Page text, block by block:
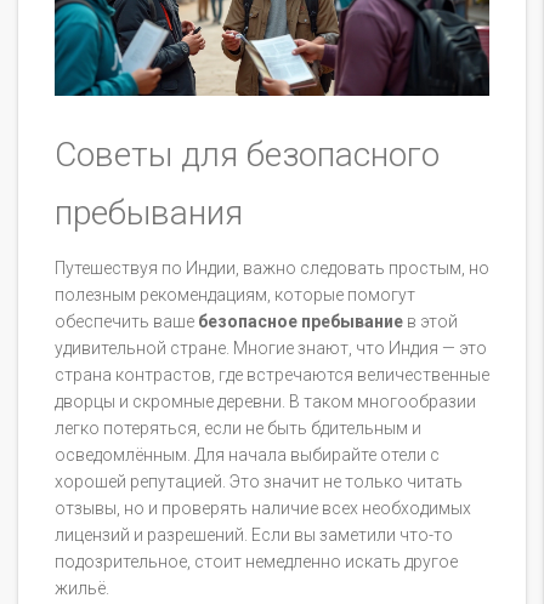
Советы для безопасного
пребывания
Путешествуя по Индии, важно следовать простым, но
полезным рекомендациям, которые помогут
обеспечить ваше безопасное пребывание в этой
удивительной стране. Многие знают, что Индия — это
страна контрастов, где встречаются величественные
дворцы и скромные деревни. В таком многообразии
легко потеряться, если не быть бдительным и
осведомлённым. Для начала выбирайте отели с
хорошей репутацией. Это значит не только читать
отзывы, но и проверять наличие всех необходимых
лицензий и разрешений. Если вы заметили что-то
подозрительное, стоит немедленно искать другое
жильё.